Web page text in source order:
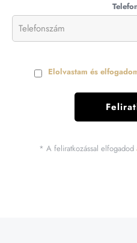
Elolvastam és
* A feliratkozással elfogadod